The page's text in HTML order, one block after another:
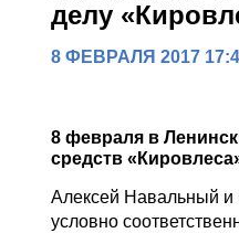
делу
8 ФЕВРАЛЯ 2017
8 февраля в
средств
Алексей Навальный и
условно